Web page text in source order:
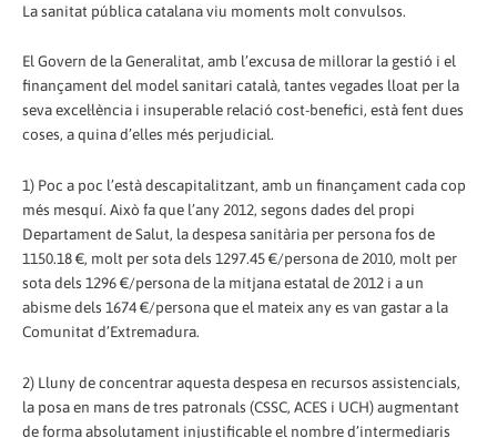
La sanitat pública catalana viu moments molt convulsos.
El Govern de la Generalitat, amb l’excusa de millorar la gestió i el
finançament del model sanitari català, tantes vegades lloat per la
seva excel·lència i insuperable relació cost-benefici, està fent dues
coses, a quina d’elles més perjudicial.
1) Poc a poc l’està descapitalitzant, amb un finançament cada cop
més mesquí. Això fa que l’any 2012, segons dades del propi
Departament de Salut, la despesa sanitària per persona fos de
1150.18 €, molt per sota dels 1297.45 €/persona de 2010, molt per
sota dels 1296 €/persona de la mitjana estatal de 2012 i a un
abisme dels 1674 €/persona que el mateix any es van gastar a la
Comunitat d’Extremadura.
2) Lluny de concentrar aquesta despesa en recursos assistencials,
la posa en mans de tres patronals (CSSC, ACES i UCH) augmentant
de forma absolutament injustificable el nombre d’intermediaris